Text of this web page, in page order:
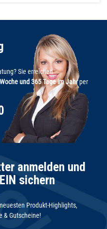
Sie erreichen
und 365 Tage im Jahrper
anmelden und
sichern
Produkt-Highlights,
& Gutscheine!